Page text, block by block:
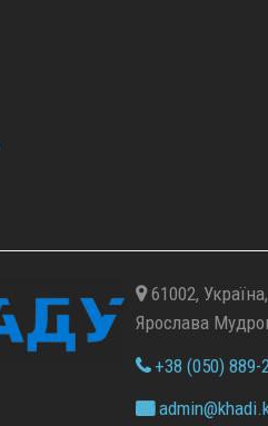
61002,
Ярослава
+38 (050) 889-
admin@